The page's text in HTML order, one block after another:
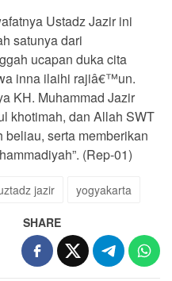
Ustadz Jazir ini
satunya dari
ucapan duka cita
inna ilaihi rajiâ€™un.
KH. Muhammad Jazir
khotimah, dan Allah SWT
serta memberikan
(Rep-01)
jazir yogyakarta
SHARE